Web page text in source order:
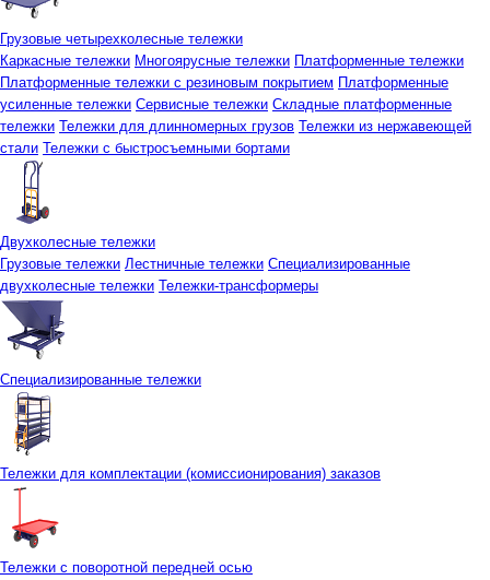
Грузовые четырехколесные тележки
Каркасные тележки Многоярусные тележки Платформенные тележки
Платформенные тележки с резиновым покрытием Платформенные
усиленные тележки Сервисные тележки Складные платформенные
тележки Тележки для длинномерных грузов Тележки из нержавеющей
стали Тележки с быстросъемными бортами
Двухколесные тележки
Грузовые тележки Лестничные тележки Специализированные
двухколесные тележки Тележки-трансформеры
Специализированные тележки
Тележки для комплектации (комиссионирования) заказов
Тележки с поворотной передней осью